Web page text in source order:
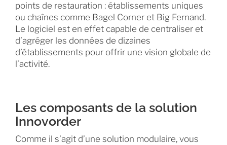
points de restauration : établissements uniques
ou chaînes comme Bagel Corner et Big Fernand.
Le logiciel est en effet capable de centraliser et
d’agréger les données de dizaines
d’établissements pour offrir une vision globale de
l’activité.
Les composants de la solution
Innovorder
Comme il s’agit d’une solution modulaire, vous